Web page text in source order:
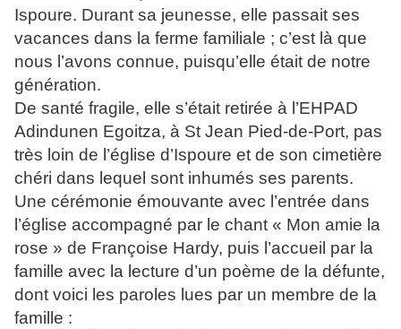
Ispoure. Durant sa jeunesse, elle passait ses
vacances dans la ferme familiale ; c’est là que
nous l’avons connue, puisqu’elle était de notre
génération.
De santé fragile, elle s’était retirée à l’EHPAD
Adindunen Egoitza, à St Jean Pied-de-Port, pas
très loin de l’église d’Ispoure et de son cimetière
chéri dans lequel sont inhumés ses parents.
Une cérémonie émouvante avec l’entrée dans
l’église accompagné par le chant « Mon amie la
rose » de Françoise Hardy, puis l’accueil par la
famille avec la lecture d’un poème de la défunte,
dont voici les paroles lues par un membre de la
famille :